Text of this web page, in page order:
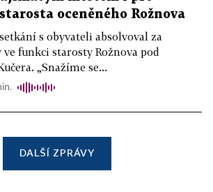
oceněného Rožnova
s obyvateli absolvoval za
funkci starosty Rožnova pod
„Snažíme se...
DALŠÍ ZPRÁVY